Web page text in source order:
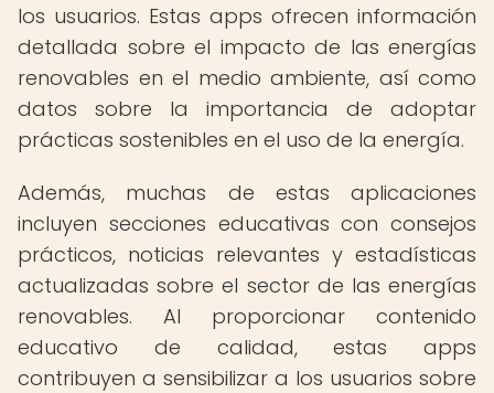
los usuarios. Estas apps ofrecen información
detallada sobre el impacto de las energías
renovables en el medio ambiente, así como
datos sobre la importancia de adoptar
prácticas sostenibles en el uso de la energía.
Además, muchas de estas aplicaciones
incluyen secciones educativas con consejos
prácticos, noticias relevantes y estadísticas
actualizadas sobre el sector de las energías
renovables. Al proporcionar contenido
educativo de calidad, estas apps
contribuyen a sensibilizar a los usuarios sobre